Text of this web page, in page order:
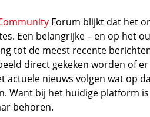
Forum blijkt dat het
Een belangrijke – en op het
tot de meest recente
direct gekeken worden of er
actuele nieuws volgen wat op
Want bij het huidige platform is
behoren.